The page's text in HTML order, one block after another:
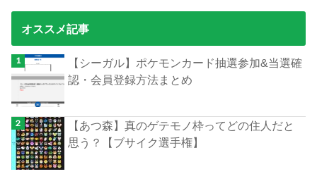
オススメ記事
【シーガル】ポケモンカード抽選参加&当選確
認・会員登録方法まとめ
【あつ森】真のゲテモノ枠ってどの住人だと
思う？【ブサイク選手権】